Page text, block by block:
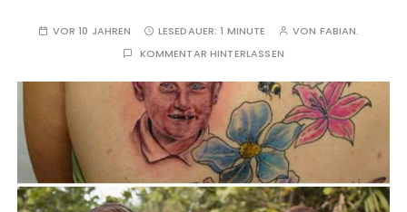
VOR 10 JAHREN LESEDAUER:1 MINUTE VON FABIAN.
KOMMENTAR HINTERLASSEN